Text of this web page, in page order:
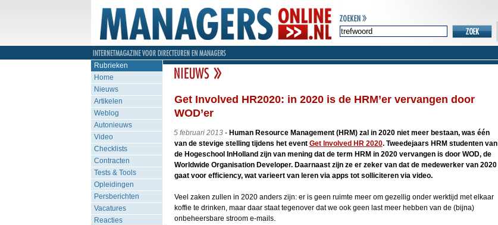
Rubrieken
Home
Nieuws
Artikelen
Weblog
Autonieuws
Video
Checklists
Contracten
Tests & Tools
Opleidingen
Persberichten
Vacatures
Reacties
Get Involved HR2020: in 2020 is de HRM’er vervangen door
WOD’er
5 februari 2013- Human Resource Management (HRM) zal in 2020 niet meer bestaan, was één
van de stevige stelling tijdens het event Get Involved HR 2020. Tweedejaars HRM studenten van
de Hogeschool InHolland zijn van mening dat de term HRM in 2020 vervangen is door WOD, de
Worldwide Organisation Developer. Daarnaast zijn ze er zeker van dat de medewerker van 2020
gaat voor efficiency, wat varieert van leren via apps tot solliciteren via video.
Veel zaken zullen in 2020 anders zijn: er is geen ruimte meer om gezellig onder werktijd met elkaar
koffie te drinken, maar daar staat tegenover dat we ook geen last meer hebben van de (bijna)
onbeheersbare stroom e-mails.